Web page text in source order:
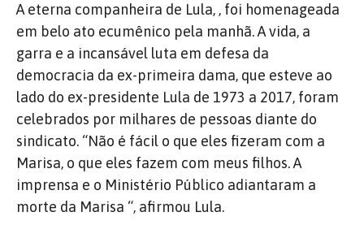
A eterna companheira de Lula, , foi homenageada
em belo ato ecumênico pela manhã. A vida, a
garra e a incansável luta em defesa da
democracia da ex-primeira dama, que esteve ao
lado do ex-presidente Lula de 1973 a 2017, foram
celebrados por milhares de pessoas diante do
sindicato. “Não é fácil o que eles fizeram com a
Marisa, o que eles fazem com meus filhos. A
imprensa e o Ministério Público adiantaram a
morte da Marisa “, afirmou Lula.